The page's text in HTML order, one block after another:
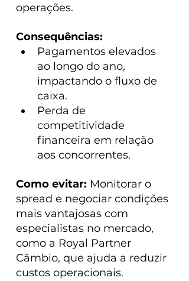
operações.
Consequências:
Pagamentos elevados
ao longo do ano,
impactando o fluxo de
caixa.
Perda de
competitividade
financeira em relação
aos concorrentes.
Como evitar: Monitorar o
spread e negociar condições
mais vantajosas com
especialistas no mercado,
como a Royal Partner
Câmbio, que ajuda a reduzir
custos operacionais.